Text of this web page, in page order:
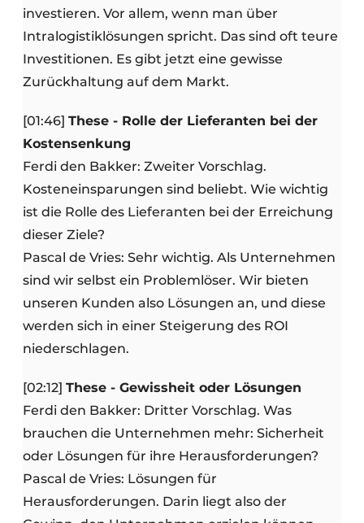
investieren. Vor allem, wenn man über
Intralogistiklösungen spricht. Das sind oft teure
Investitionen. Es gibt jetzt eine gewisse
Zurückhaltung auf dem Markt.
[01:46] These - Rolle der Lieferanten bei der
Kostensenkung
Ferdi den Bakker: Zweiter Vorschlag.
Kosteneinsparungen sind beliebt. Wie wichtig
ist die Rolle des Lieferanten bei der Erreichung
dieser Ziele?
Pascal de Vries: Sehr wichtig. Als Unternehmen
sind wir selbst ein Problemlöser. Wir bieten
unseren Kunden also Lösungen an, und diese
werden sich in einer Steigerung des ROI
niederschlagen.
[02:12] These - Gewissheit oder Lösungen
Ferdi den Bakker: Dritter Vorschlag. Was
brauchen die Unternehmen mehr: Sicherheit
oder Lösungen für ihre Herausforderungen?
Pascal de Vries: Lösungen für
Herausforderungen. Darin liegt also der